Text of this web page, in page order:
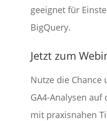
geeignet für
BigQuery.
Jetzt zum
Nutze die Chance
GA4-Analysen auf
mit praxisnahen